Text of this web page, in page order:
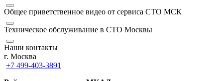
Общее приветственное видео от сервиса СТО МСК
Техническое обслуживание в СТО Москвы
Наши контакты
г. Москва
+7 499-403-3891